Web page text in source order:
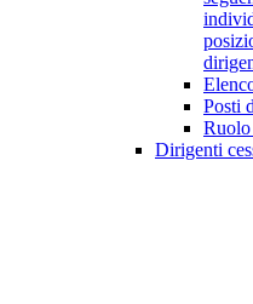
Posti
Dirigenti